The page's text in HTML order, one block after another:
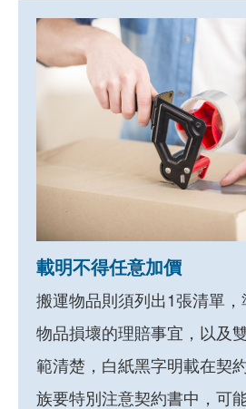
載明不得任意加價
搬運物品則須列出1張清單
物品損壞的理賠事宜，以及
範清楚，白紙黑字明載在契
族要特別注意契約書中，可